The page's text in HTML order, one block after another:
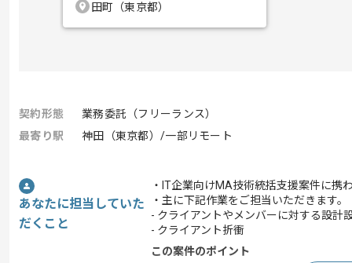
田町（東京都）
契約形態
業務委託（フリーランス）
最寄り駅
神田（東京都）/一部リモート
あなたに担当していた
だくこと
・IT企業向けMA技術統括支援案件に携
・主に下記作業をご担当いただきます。
- クライアントやメンバーに対する設計
- クライアント折衝
この案件のポイント